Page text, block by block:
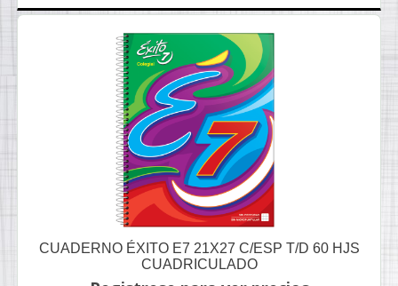
CUADERNO ÉXITO E7 21X27 C/ESP T/D 60 HJS
CUADRICULADO